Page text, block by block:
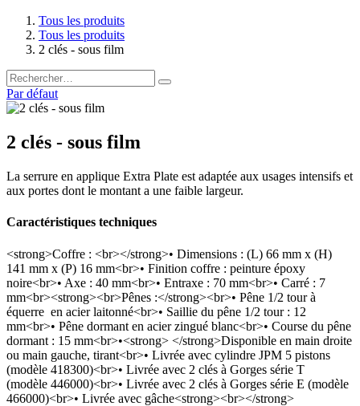
Tous les produits
Tous les produits
2 clés - sous film
Par défaut
2 clés - sous film
La serrure en applique Extra Plate est adaptée aux usages intensifs et
aux portes dont le montant a une faible largeur.
Caractéristiques techniques
<strong>Coffre : <br></strong>• Dimensions : (L) 66 mm x (H)
141 mm x (P) 16 mm<br>• Finition coffre : peinture époxy
noire<br>• Axe : 40 mm<br>• Entraxe : 70 mm<br>• Carré : 7
mm<br><strong><br>Pênes :</strong><br>• Pêne 1/2 tour à
équerre en acier laitonné<br>• Saillie du pêne 1/2 tour : 12
mm<br>• Pêne dormant en acier zingué blanc<br>• Course du pêne
dormant : 15 mm<br>•<strong> </strong>Disponible en main droite
ou main gauche, tirant<br>• Livrée avec cylindre JPM 5 pistons
(modèle 418300)<br>• Livrée avec 2 clés à Gorges série T
(modèle 446000)<br>• Livrée avec 2 clés à Gorges série E (modèle
466000)<br>• Livrée avec gâche<strong><br></strong>